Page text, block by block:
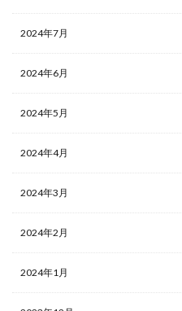
2024年7月
2024年6月
2024年5月
2024年4月
2024年3月
2024年2月
2024年1月